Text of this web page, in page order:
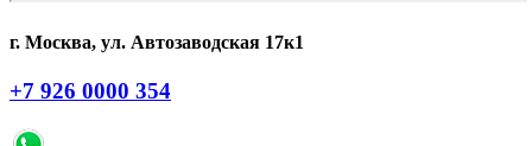
г. Москва, ул. Автозаводская 17к1
+7 926 0000 354